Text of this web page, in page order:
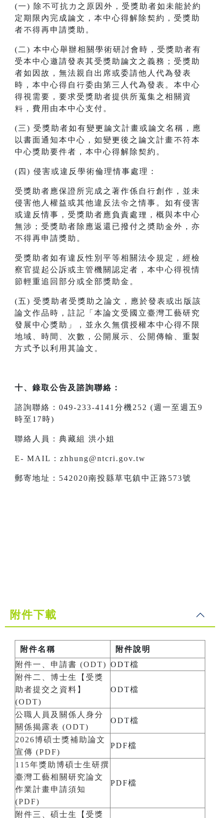
(一) 除不可抗力之原因外，受獎助者如未能於約
定期限內完成論文，本中心得解除契約，受獎助
者不得再申請獎助。
(二) 本中心舉辦相關學術研討會時，受獎助者有
受本中心邀請發表其受獎助論文之義務；受獎助
者如因故，無法親自出席或委請他人代為發表
時，本中心得自行委由第三人代為發表。本中心
得視需要，要求受獎助者提供所蒐集之相關資
料，費用由本中心支付。
(三) 受獎助者如有變更論文計畫或論文名稱，應
以書面通知本中心，如變更後之論文計畫不符本
中心獎助要件者，本中心得解除契約。
(四) 侵害或違反學術倫理情事處理：
受獎助者應保證所完成之著作係自行創作，並未
侵害他人權益或其他違反法令之情事。如有侵害
或違反情事，受獎助者應負責處理，概與本中心
無涉；受獎助者除應返還已撥付之奬助金外，亦
不得再申請獎助。
受獎助者如有違反性別平等相關法令規定，經檢
察官提起公訴或主管機關認定者，本中心得視情
節輕重追回部分或全部獎助金。
(五) 受獎助者受獎助之論文，應於發表或出版該
論文作品時，註記「本論文受國立臺灣工藝研究
發展中心獎助」，並永久無償授權本中心得不限
地域、時間、次數，公開展示、公開傳輸、重製
方式予以利用其論文。
十、錄取公告及諮詢聯絡：
諮詢聯絡：049-233-4141分機252 (週一至週五9
時至17時)
聯絡人員：典藏組 洪小姐
E- MAIL：zhhung@ntcri.gov.tw
郵寄地址：542020南投縣草屯鎮中正路573號
附件下載
附件名稱
附件說明
附件一、申請書 (ODT) ODT檔
附件二、博士生【受獎
助者提交之資料】
(ODT)
ODT檔
公職人員及關係人身分
關係揭露表 (ODT)
ODT檔
2026博碩士獎補助論文
宣傳 (PDF)
PDF檔
115年獎助博碩士生研撰
臺灣工藝相關研究論文
作業計畫申請須知
(PDF)
PDF檔
附件三、碩士生【受獎